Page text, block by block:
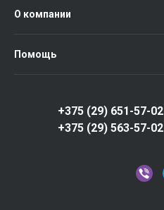
О компании
Помощь
+375 (29) 651-57-02
+375 (29) 563-57-02